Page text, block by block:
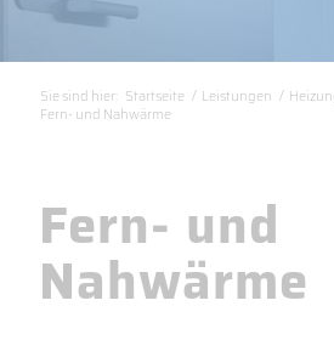
Sie sind hier: Startseite / Leistungen /
Fern- und Nahwärme
Fern- und
Nahwärme